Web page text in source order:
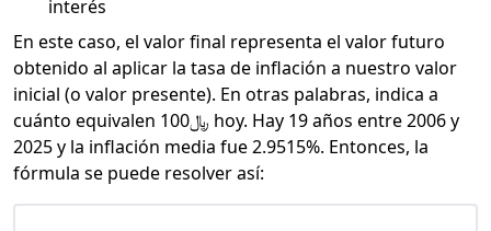
interés
En este caso, el valor final representa el valor futuro
obtenido al aplicar la tasa de inflación a nuestro valor
inicial (o valor presente). En otras palabras, indica a
cuánto equivalen ﷼100 hoy. Hay 19 años entre 2006 y
2025 y la inflación media fue 2.9515%. Entonces, la
fórmula se puede resolver así: